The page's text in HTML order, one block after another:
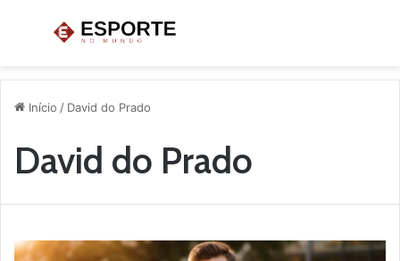
Menu
Início / David do Prado
David do Prado